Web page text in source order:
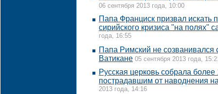
06 сентября 2013 года, 10:00
Папа Франциск призвал искать
сирийского кризиса "на полях"
года, 16:55
Папа Римский не созванивался
Ватикане 05 сентября 2013 года,
Русская церковь собрала
пострадавшим от наводнения
2013 года, 14:16